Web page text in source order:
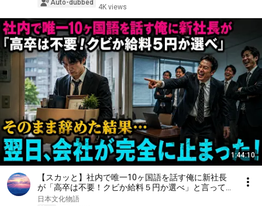
Auto-dubbed
4K views
1:44:10
【スカッと】社内で唯一10ヶ国語を話す俺に新社長
が「高卒は不要！クビか給料５円か選べ」と言ってき
た。そのまま辞めた結果
日本文化物語